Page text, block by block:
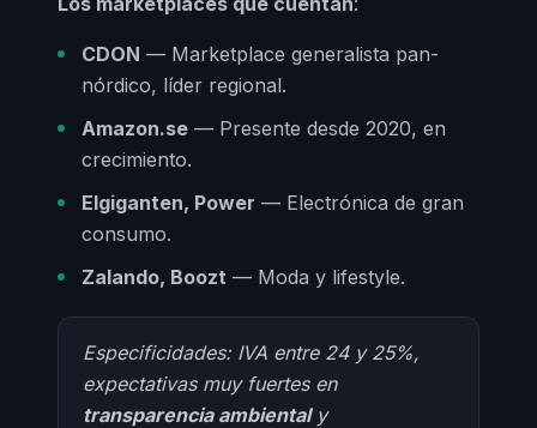
CDON — Marketplace generalista pan-
nórdico, líder regional.
Amazon.se — Presente desde 2020, en
crecimiento.
Elgiganten, Power — Electrónica de gran
consumo.
Zalando, Boozt — Moda y lifestyle.
Especificidades: IVA entre 24 y 25%,
expectativas muy fuertes en
transparencia ambientaly